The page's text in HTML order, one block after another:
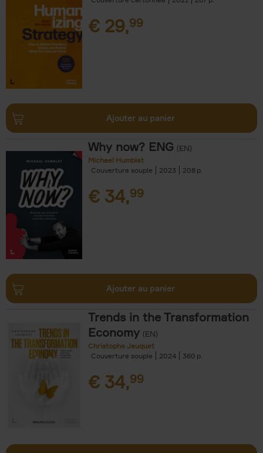
€ 29,99
Ajouter au panier
Why now? ENG (EN)
Michael Humblet
Couverture souple
2023 208
€ 34,99
Ajouter au panier
Trends in the Transformation
Economy (EN)
Christophe Jauquet
Couverture souple
2024 360
€ 34,99